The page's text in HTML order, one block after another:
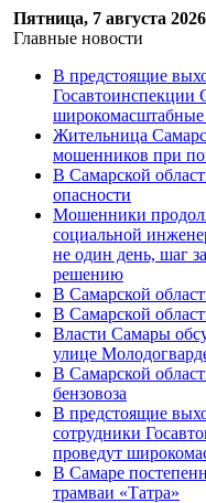
Пятница, 7 августа 2026
Главные новости
В предстоящие
Госавтоинспекции
Жительница
мошенников при
В Самарской
опасности
Мошенники
социальной
не один день, шаг
решению
В Самарской
В Самарской
Власти Самары
улице
В Самарской
бензовоза
В предстоящие
сотрудники
проведут
В Самаре
трамваи «Татра»